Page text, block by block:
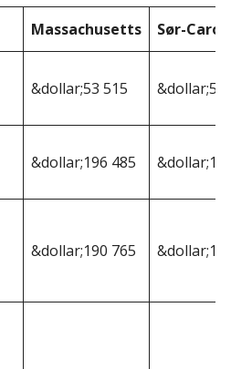
Massachusetts Sør-Carolina
&dollar;53 515 &dollar;56
&dollar;196 485
&dollar;190 765 &dollar;192